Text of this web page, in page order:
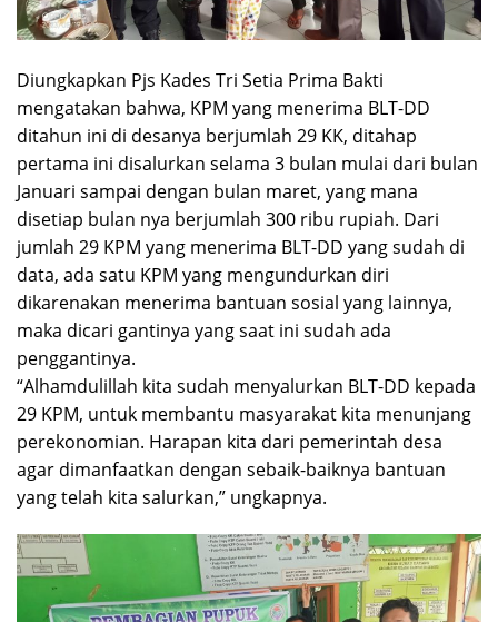
Diungkapkan Pjs Kades Tri Setia Prima Bakti
mengatakan bahwa, KPM yang menerima BLT-DD
ditahun ini di desanya berjumlah 29 KK, ditahap
pertama ini disalurkan selama 3 bulan mulai dari bulan
Januari sampai dengan bulan maret, yang mana
disetiap bulan nya berjumlah 300 ribu rupiah. Dari
jumlah 29 KPM yang menerima BLT-DD yang sudah di
data, ada satu KPM yang mengundurkan diri
dikarenakan menerima bantuan sosial yang lainnya,
maka dicari gantinya yang saat ini sudah ada
penggantinya.
“Alhamdulillah kita sudah menyalurkan BLT-DD kepada
29 KPM, untuk membantu masyarakat kita menunjang
perekonomian. Harapan kita dari pemerintah desa
agar dimanfaatkan dengan sebaik-baiknya bantuan
yang telah kita salurkan,” ungkapnya.